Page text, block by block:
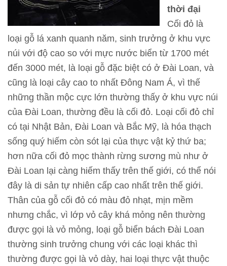
t
h
a
m
q
u
a
n
thời đại
Cối đỏ là
loại gỗ lá xanh quanh năm, sinh trưởng ở khu vực
núi với độ cao so với mực nước biển từ 1700 mét
đến 3000 mét, là loại gỗ đặc biệt có ở Đài Loan, và
cũng là loại cây cao to nhất Đông Nam Á, vì thế
những thần mộc cực lớn thường thấy ở khu vực núi
của Đài Loan, thường đều là cối đỏ. Loại cối đỏ chỉ
có tại Nhật Bản, Đài Loan và Bắc Mỹ, là hóa thạch
sống quý hiếm còn sót lại của thực vật kỷ thứ ba;
hơn nữa cối đỏ mọc thành rừng sương mù như ở
Đài Loan lại càng hiếm thấy trên thế giới, có thể nói
đây là di sản tự nhiên cấp cao nhất trên thế giới.
Thân của gỗ cối đỏ có màu đỏ nhạt, mịn mềm
nhưng chắc, vì lớp vỏ cây khá mỏng nên thường
được gọi là vỏ mỏng, loại gỗ biển bách Đài Loan
thường sinh trưởng chung với các loại khác thì
thường được gọi là vỏ dày, hai loại thực vật thuộc